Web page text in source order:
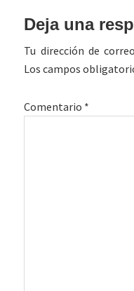
con
los
Deja una
Tu dirección de
Los campos
Comentario *